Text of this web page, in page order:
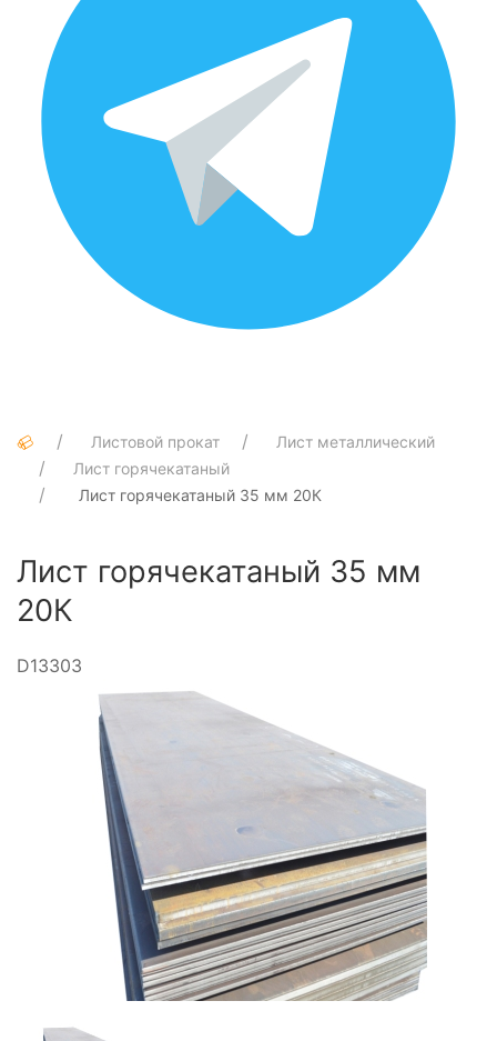
Листовой прокат
Лист металлический
Лист горячекатаный
Лист горячекатаный 35 мм 20К
Лист горячекатаный 35 мм
20К
D13303